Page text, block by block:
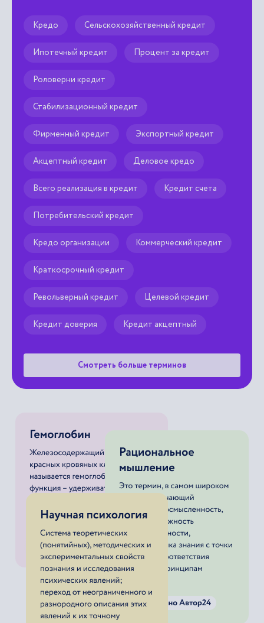
Кредо Сельскохозяйственный кредит
Ипотечный кредит Процент за кредит
Роловерни кредит
Стабилизационный кредит
Фирменный кредит Экспортный кредит
Акцептный кредит Деловое кредо
Всего реализация в кредит Кредит счета
Потребительский кредит
Кредо организации Коммерческий кредит
Краткосрочный кредит
Револьверный кредит Целевой кредит
Кредит доверия Кредит акцептный
Смотреть больше терминов